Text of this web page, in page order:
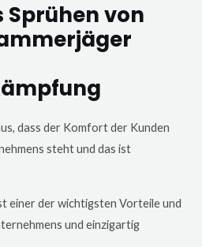
von
dass der Komfort der Kunden
steht und das ist
einer der wichtigsten Vorteile und
und einzigartig